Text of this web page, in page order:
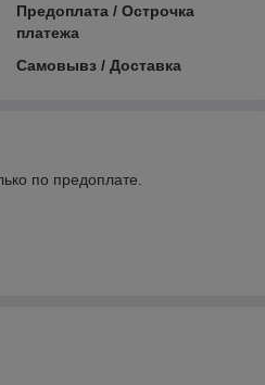
Предоплата / Острочка
платежа
Самовывз / Доставка
по предоплате.